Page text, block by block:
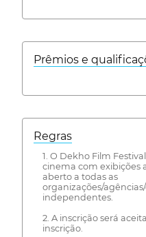
Prêmios e
Regras
1. O Dekho Film
cinema com exibições
aberto a todas as
organizações/
independentes.
2. A inscrição será
inscrição.